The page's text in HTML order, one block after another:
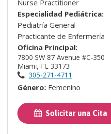
Nurse Practitioner
Especialidad Pediátrica:
Pediatría General
Practicante de Enfermería
Oficina Principal:
7800 SW 87 Avenue #C-350
Miami, FL 33173
305-271-4711
Género: Femenino
Solicitar una Cita